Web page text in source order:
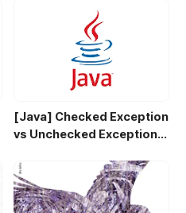
[Java] Checked Exception
vs Unchecked Exception